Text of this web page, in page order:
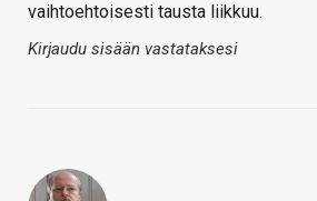
vaihtoehtoisesti tausta liikkuu.
Kirjaudu sisään vastataksesi